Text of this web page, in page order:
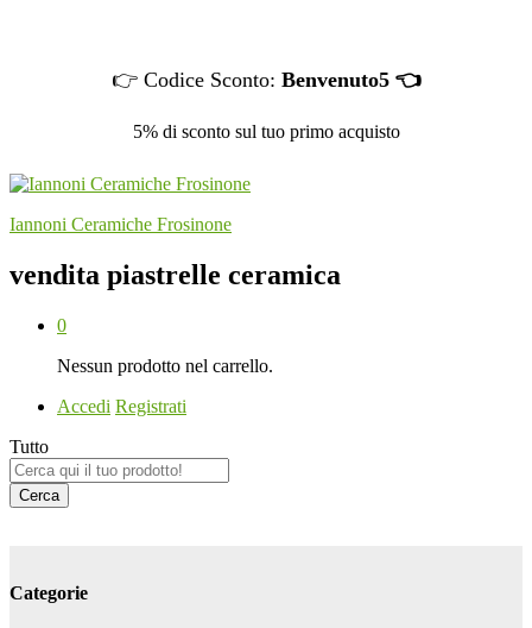
👉 Codice Sconto: Benvenuto5 👈
5% di sconto sul tuo primo acquisto
Iannoni Ceramiche Frosinone
vendita piastrelle ceramica
0
Nessun prodotto nel carrello.
Accedi Registrati
Tutto
Cerca
Categorie